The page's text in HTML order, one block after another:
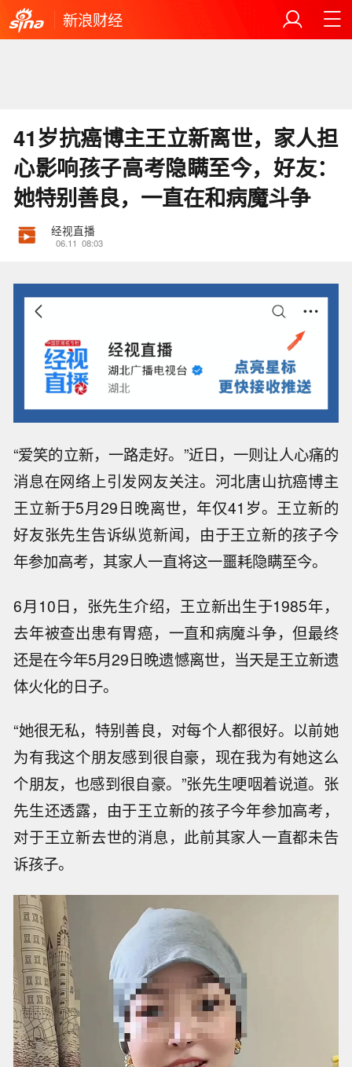
新浪财经
41岁抗癌博主王立新离世，家人担
心影响孩子高考隐瞒至今，好友：
她特别善良，一直在和病魔斗争
经视直播
06.11 08:03
“爱笑的立新，一路走好。”近日，一则让人心痛的
消息在网络上引发网友关注。河北唐山抗癌博主
王立新于5月29日晚离世，年仅41岁。王立新的
好友张先生告诉纵览新闻，由于王立新的孩子今
年参加高考，其家人一直将这一噩耗隐瞒至今。
6月10日，张先生介绍，王立新出生于1985年，
去年被查出患有胃癌，一直和病魔斗争，但最终
还是在今年5月29日晚遗憾离世，当天是王立新遗
体火化的日子。
“她很无私，特别善良，对每个人都很好。以前她
为有我这个朋友感到很自豪，现在我为有她这么
个朋友，也感到很自豪。”张先生哽咽着说道。张
先生还透露，由于王立新的孩子今年参加高考，
对于王立新去世的消息，此前其家人一直都未告
诉孩子。